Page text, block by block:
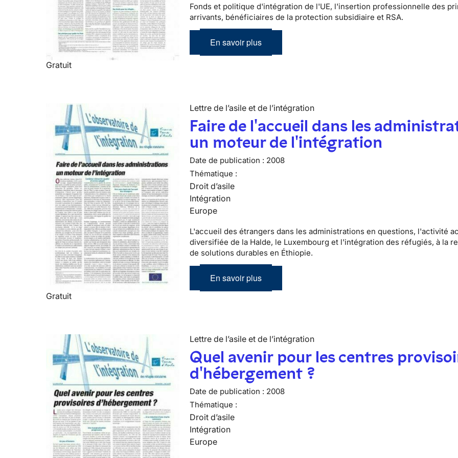
Gratuit
Fonds et politique d'intégration de l'UE, l'insertion professionnelle des
arrivants, bénéficiaires de la protection subsidiaire et RSA.
En savoir plus
Gratuit
Lettre de l’asile et de l’intégration
Faire de l'accueil dans les
un moteur de l'intégration
Date de publication : 2008
Thématique :
Droit d’asile
Intégration
Europe
L'accueil des étrangers dans les administrations en questions, l'activité
diversifiée de la Halde, le Luxembourg et l'intégration des réfugiés, à la
de solutions durables en Éthiopie.
En savoir plus
Lettre de l’asile et de l’intégration
Quel avenir pour les centres
d'hébergement ?
Date de publication : 2008
Thématique :
Droit d’asile
Intégration
Europe